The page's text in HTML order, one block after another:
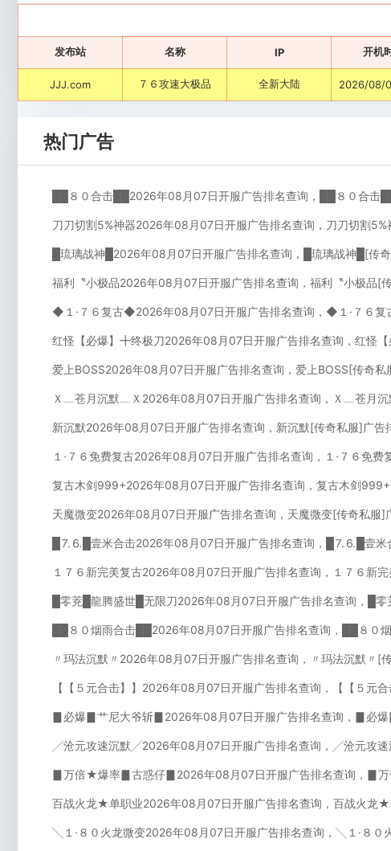
发布站 名称 IP 开机
JJJ.com ７６攻速大极品 全新大陆 2026/08/
热门广告
██８０合击██2026年08月07日开服广告排名查询，██８０合击
刀刀切割5%神器2026年08月07日开服广告排名查询，刀刀切割5%
█琉璃战神█2026年08月07日开服广告排名查询，█琉璃战神█[传奇
福利〝小极品2026年08月07日开服广告排名查询，福利〝小极品[
◆１·７６复古◆2026年08月07日开服广告排名查询，◆１·７６复
红怪【必爆】╋终极刀2026年08月07日开服广告排名查询，红怪
爱上BOSS2026年08月07日开服广告排名查询，爱上BOSS[传奇私
Ｘ﹏苍月沉默﹏Ｘ2026年08月07日开服广告排名查询，Ｘ﹏苍月沉
新沉默2026年08月07日开服广告排名查询，新沉默[传奇私服]广告
１·７６免费复古2026年08月07日开服广告排名查询，１·７６免费
复古木剑999+2026年08月07日开服广告排名查询，复古木剑
天魔微变2026年08月07日开服广告排名查询，天魔微变[传奇私服]
█⒎⒍█壹米合击2026年08月07日开服广告排名查询，█⒎⒍█壹米
１７６新完美复古2026年08月07日开服广告排名查询，１７６新完
█零茺█龍腾盛世█无限刀2026年08月07日开服广告排名查询，█零
██８０烟雨合击██2026年08月07日开服广告排名查询，██８０
〃玛法沉默〃2026年08月07日开服广告排名查询，〃玛法沉默〃[
【【５元合击】】2026年08月07日开服广告排名查询，【【５元合
▊必爆▊艹尼大爷斩▊2026年08月07日开服广告排名查询，▊必爆
╱沧元攻速沉默╱2026年08月07日开服广告排名查询，╱沧元攻速
▊万倍★爆率▊古惑仔▊2026年08月07日开服广告排名查询，▊万
百战火龙★单职业2026年08月07日开服广告排名查询，百战火龙★
╲１·８０火龙微变2026年08月07日开服广告排名查询，╲１·８０